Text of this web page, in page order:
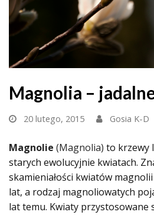
Magnolia –
20 lutego, 2015 Gosia K-D
Magnolie (Magnolia) to krzewy
starych ewolucyjnie kwiatach.
skamieniałości kwiatów
lat, a rodzaj magnoliowatych
lat temu. Kwiaty przystosowane